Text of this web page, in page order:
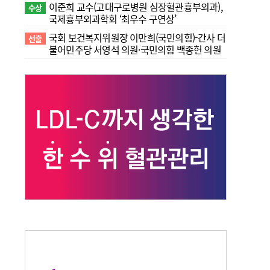
수상
이준희 교수(고대구로병원 심장혈관흉부외과),
국제흉부외과학회 ‘최우수 구연상’
선출 국회 보건복지위원장 이만희(국민의힘)-간사 더
불어민주당 서영석 의원·국민의힘 백종헌 의원